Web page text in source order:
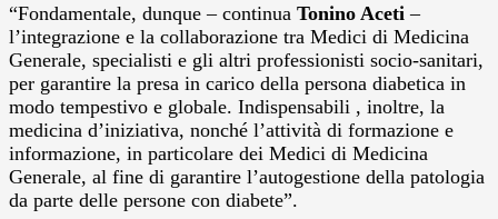
“Fondamentale, dunque – continua Tonino Aceti –
l’integrazione e la collaborazione tra Medici di Medicina
Generale, specialisti e gli altri professionisti socio-sanitari,
per garantire la presa in carico della persona diabetica in
modo tempestivo e globale. Indispensabili , inoltre, la
medicina d’iniziativa, nonché l’attività di formazione e
informazione, in particolare dei Medici di Medicina
Generale, al fine di garantire l’autogestione della patologia
da parte delle persone con diabete”.